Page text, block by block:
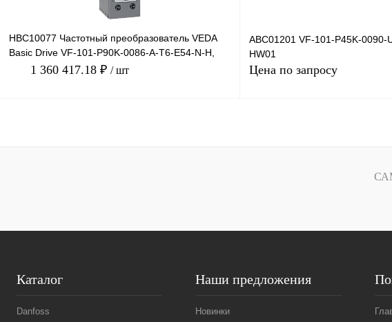
HBC10077 Частотный преобразователь VEDA
Basic Drive VF-101-P90K-0086-A-T6-E54-N-H,
660В, 90кВт, 86А,
1 360 417.18 ₽ / шт
ABC01201 VF-101-P45K-0090-
HW01
Цена по запросу
Запросить
Каталог
Danfoss
Наши предложения
Новинки